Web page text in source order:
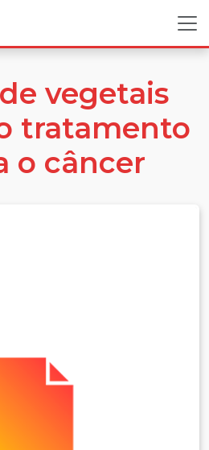
vegetais
tratamento
o câncer